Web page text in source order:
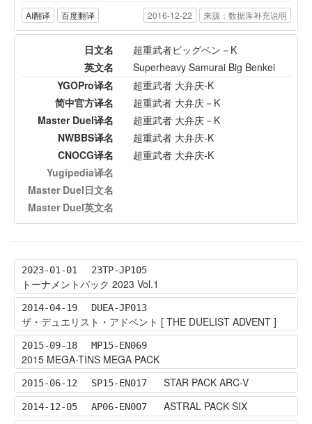
AI翻译 百度翻译 2016-12-22 来源：数据库补充说明
日文名
超重武者ビッグベン－K
英文名
Superheavy Samurai Big Benkei
YGOPro译名
超重武者 大弁庆-K
简中官方译名
超重武者 大弁庆－K
Master Duel译名
超重武者 大弁庆－K
NWBBS译名
超重武者 大弁庆-K
CNOCG译名
超重武者 大弁庆-K
Yugipedia译名
Master Duel日文名
Master Duel英文名
2023-01-01 23TP-JP105
トーナメントパック 2023 Vol.1
2014-04-19 DUEA-JP013
ザ・デュエリスト・アドベント [ THE DUELIST ADVENT ]
2015-09-18 MP15-EN069
2015 MEGA-TINS MEGA PACK
2015-06-12 SP15-EN017 STAR PACK ARC-V
2014-12-05 AP06-EN007
ASTRAL PACK SIX